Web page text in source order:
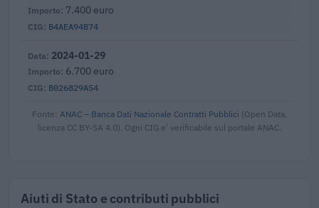
B4AEA94B74
7.400 euro
B026829A54
2024-01-29
6.700 euro
Fonte: ANAC – Banca Dati Nazionale Contratti Pubblici (Open Data,
licenza CC BY-SA 4.0). Ogni CIG e' verificabile sul portale ANAC.
Aiuti di Stato e contributi pubblici